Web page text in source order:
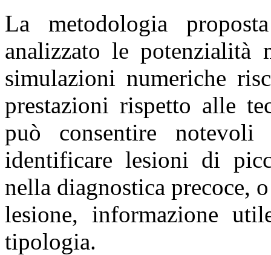
La metodologia
analizzato le potenzialità
simulazioni numeriche
prestazioni rispetto alle
può consentire
identificare lesioni di
nella diagnostica precoce,
lesione, informazione
tipologia.